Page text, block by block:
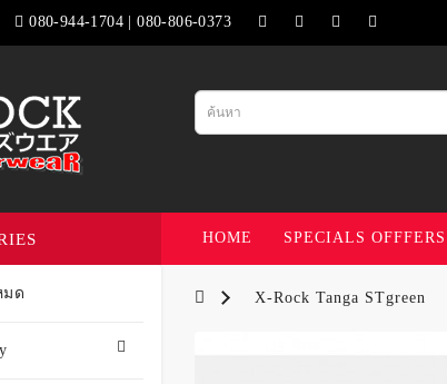
080-944-1704 | 080-806-0373
HOME SPECIALS OFFFERS
มด X-Rock Tanga STgreen